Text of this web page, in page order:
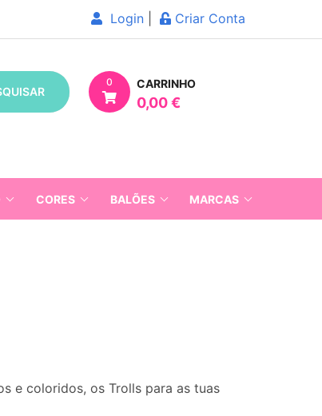
Login Criar Conta
0 CARRINHO
0,00 €
CORES BALÕES MARCAS
e coloridos, os Trolls para as tuas